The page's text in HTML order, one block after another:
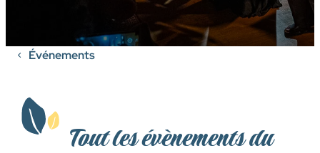
Événements
Tout les évènements du